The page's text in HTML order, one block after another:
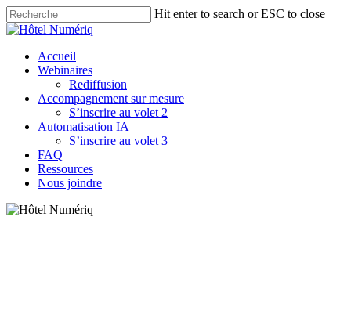
Skip
to
content
Hit enter to search or ESC to close
Close
Menu
Accueil
Webinaires
Rediffusion
Accompagnement sur mesure
S’inscrire au volet 2
Automatisation IA
S’inscrire au volet 3
FAQ
Ressources
Nous joindre